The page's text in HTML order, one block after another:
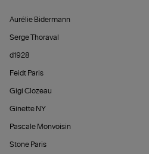
Aurélie Bidermann
Serge Thoraval
d1928
Feidt Paris
Gigi Clozeau
Ginette NY
Pascale Monvoisin
Stone Paris